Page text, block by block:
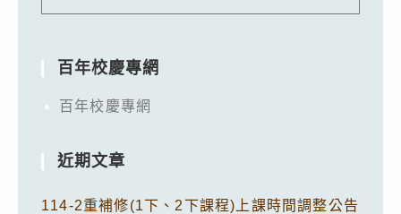
百年校慶專網
百年校慶專網
近期文章
114-2重補修(1下、2下課程)上課時間調整公告